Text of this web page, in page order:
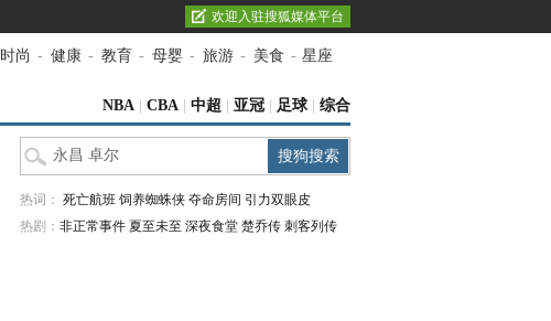
欢迎入驻搜狐媒体平台
时尚 - 健康 - 教育 - 母婴 - 旅游 - 美食 - 星座
NBA CBA 中超 亚冠 足球 综合
热词： 死亡航班 饲养蜘蛛侠 夺命房间 引力双眼皮
热剧： 非正常事件 夏至未至 深夜食堂 楚乔传 刺客列传